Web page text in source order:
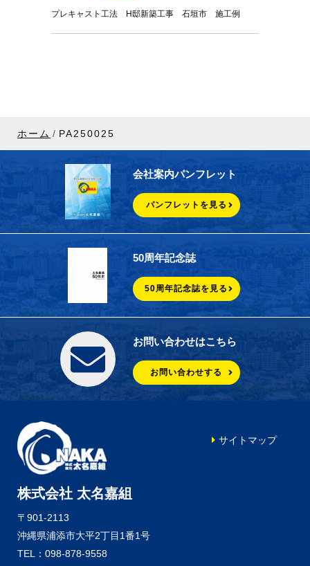
プレキャスト工法 H邸新築工事 石垣市 施工例
ホーム PA250025
会社案内パンフレット
パンフレットを見る
50周年記念誌
50周年記念誌を見る
お問い合わせはこちら
お問い合わせする
株式会社 太名嘉組
〒901-2113
沖縄県浦添市大平2丁目1番1号
TEL：098-878-9558
サイトマップ